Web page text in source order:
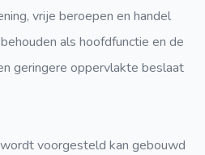
vrije beroepen en handel
als hoofdfunctie en de
geringere oppervlakte beslaat
voorgesteld kan gebouwd